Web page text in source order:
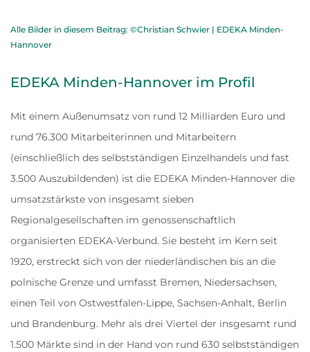
Alle Bilder in diesem Beitrag: ©Christian Schwier | EDEKA Minden-
Hannover
EDEKA Minden-Hannover im Profil
Mit einem Außenumsatz von rund 12 Milliarden Euro und
rund 76.300 Mitarbeiterinnen und Mitarbeitern
(einschließlich des selbstständigen Einzelhandels und fast
3.500 Auszubildenden) ist die EDEKA Minden-Hannover die
umsatzstärkste von insgesamt sieben
Regionalgesellschaften im genossenschaftlich
organisierten EDEKA-Verbund. Sie besteht im Kern seit
1920, erstreckt sich von der niederländischen bis an die
polnische Grenze und umfasst Bremen, Niedersachsen,
einen Teil von Ostwestfalen-Lippe, Sachsen-Anhalt, Berlin
und Brandenburg. Mehr als drei Viertel der insgesamt rund
1.500 Märkte sind in der Hand von rund 630 selbstständigen